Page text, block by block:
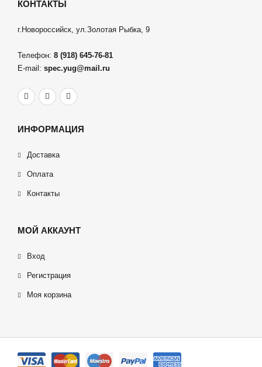
КОНТАКТЫ
г.Новороссийск, ул.Золотая Рыбка, 9
Телефон: 8 (918) 645-76-81
E-mail: spec.yug@mail.ru
ИНФОРМАЦИЯ
Доставка
Оплата
Контакты
МОЙ АККАУНТ
Вход
Регистрация
Моя корзина